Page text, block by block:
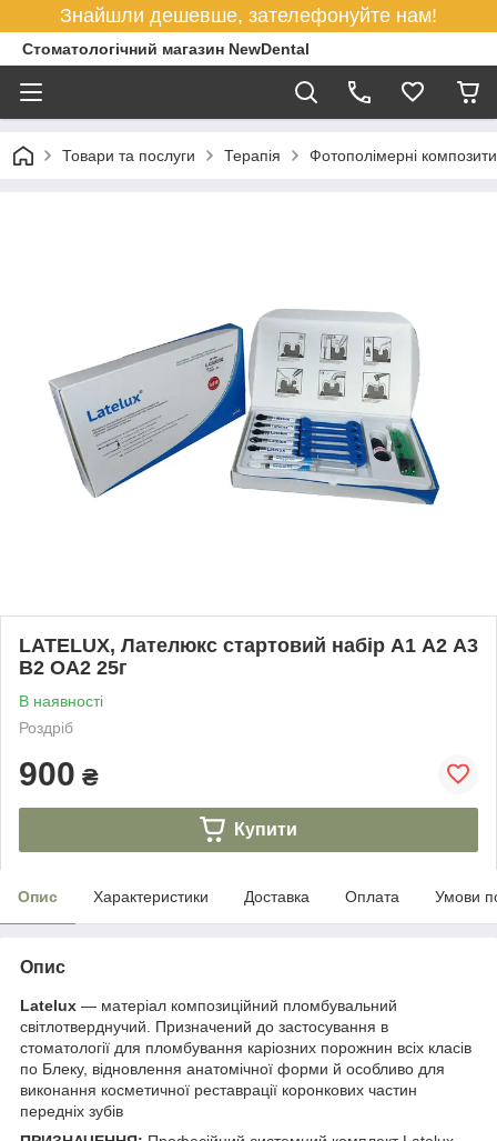
Знайшли дешевше, зателефонуйте нам!
Стоматологічний магазин NewDental
Товари та послуги Терапія Фотополімерні композити
LATELUX, Лателюкс стартовий набір А1 А2 А3
В2 ОА2 25г
В наявності
Роздріб
900 ₴
Купити
Опис Характеристики Доставка Оплата Умови
Опис
Latelux — матеріал композиційний пломбувальний
світлотверднучий. Призначений до застосування в
стоматології для пломбування каріозних порожнин всіх класів
по Блеку, відновлення анатомічної форми й особливо для
виконання косметичної реставрації коронкових частин
передніх зубів